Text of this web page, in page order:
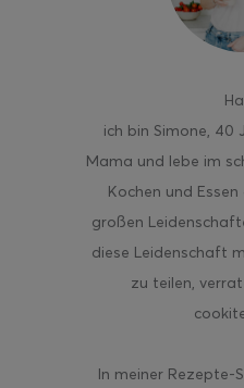
ich bin Simone, 40
Mama und lebe im
Kochen und
großen
diese Leidenschaft
zu teilen,
In meiner Rezepte-